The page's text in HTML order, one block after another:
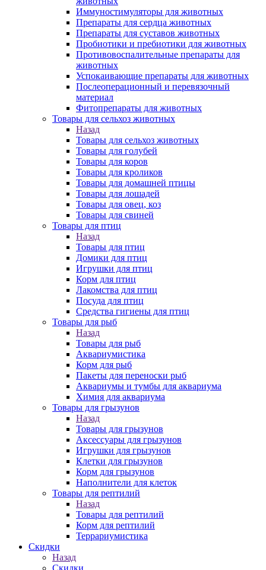
Иммуностимуляторы для животных
Препараты для сердца животных
Препараты для суставов животных
Пробиотики и пребиотики для животных
Противовоспалительные препараты для
животных
Успокаивающие препараты для животных
Послеоперационный и перевязочный
материал
Фитопрепараты для животных
Товары для сельхоз животных
Назад
Товары для сельхоз животных
Товары для голубей
Товары для коров
Товары для кроликов
Товары для домашней птицы
Товары для лошадей
Товары для овец, коз
Товары для свиней
Товары для птиц
Назад
Товары для птиц
Домики для птиц
Игрушки для птиц
Корм для птиц
Лакомства для птиц
Посуда для птиц
Средства гигиены для птиц
Товары для рыб
Назад
Товары для рыб
Аквариумистика
Корм для рыб
Пакеты для переноски рыб
Аквариумы и тумбы для аквариума
Химия для аквариума
Товары для грызунов
Назад
Товары для грызунов
Аксессуары для грызунов
Игрушки для грызунов
Клетки для грызунов
Корм для грызунов
Наполнители для клеток
Товары для рептилий
Назад
Товары для рептилий
Корм для рептилий
Террариумистика
Скидки
Назад
Скидки